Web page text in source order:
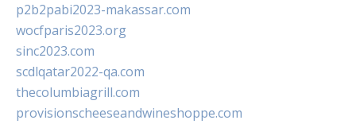
p2b2pabi2023-makassar.com
wocfparis2023.org
sinc2023.com
scdlqatar2022-qa.com
thecolumbiagrill.com
provisionscheeseandwineshoppe.com